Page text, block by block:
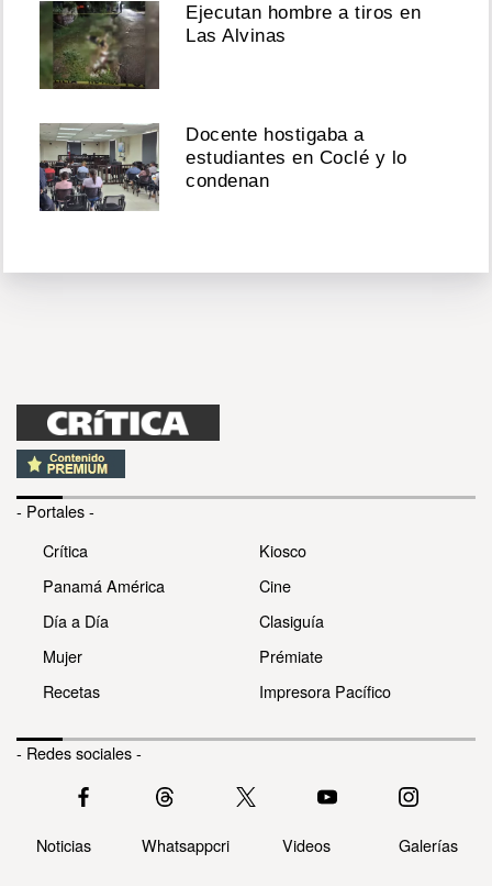
Ejecutan hombre a tiros en
Las Alvinas
Docente hostigaba a
estudiantes en Coclé y lo
condenan
- Portales -
Crítica
Panamá América
Día a Día
Mujer
Recetas
Kiosco
Cine
Clasiguía
Prémiate
Impresora Pacífico
- Redes sociales -
Noticias Whatsappcri Videos Galerías